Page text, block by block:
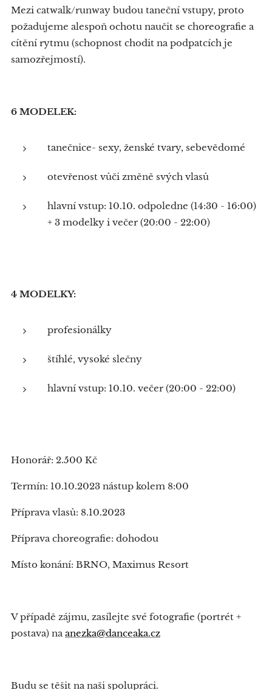
Mezi catwalk/runway budou taneční vstupy, proto
požadujeme alespoň ochotu naučit se choreografie a
cítění rytmu (schopnost chodit na podpatcích je
samozřejmostí).
6 MODELEK:
tanečnice- sexy, ženské tvary, sebevědomé
otevřenost vůči změně svých vlasů
hlavní vstup: 10.10. odpoledne (14:30 - 16:00)
+ 3 modelky i večer (20:00 - 22:00)
4 MODELKY:
profesionálky
štíhlé, vysoké slečny
hlavní vstup: 10.10. večer (20:00 - 22:00)
Honorář: 2.500 Kč
Termín: 10.10.2023 nástup kolem 8:00
Příprava vlasů: 8.10.2023
Příprava choreografie: dohodou
Místo konání: BRNO, Maximus Resort
V případě zájmu, zasílejte své fotografie (portrét +
postava) na anezka@danceaka.cz
Budu se těšit na naši spolupráci.